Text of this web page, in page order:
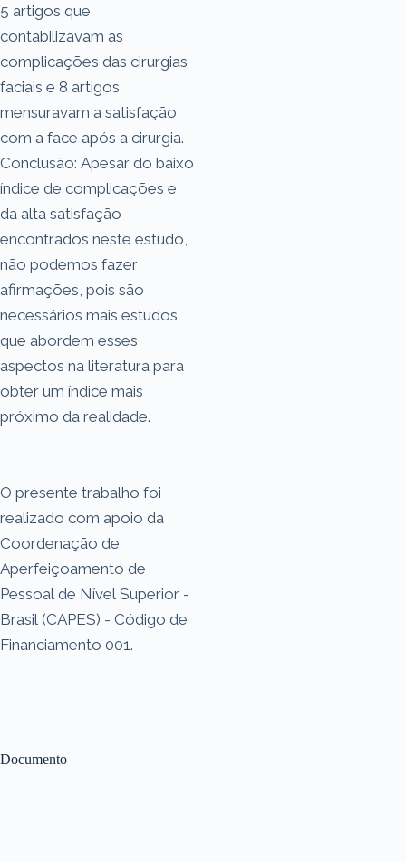
Documento
5 artigos que
contabilizavam as
complicações das cirurgias
faciais e 8 artigos
mensuravam a satisfação
com a face após a cirurgia.
Conclusão: Apesar do baixo
índice de complicações e
da alta satisfação
encontrados neste estudo,
não podemos fazer
afirmações, pois são
necessários mais estudos
que abordem esses
aspectos na literatura para
obter um índice mais
próximo da realidade.
O presente trabalho foi
realizado com apoio da
Coordenação de
Aperfeiçoamento de
Pessoal de Nível Superior -
Brasil (CAPES) - Código de
Financiamento 001.